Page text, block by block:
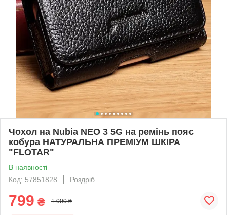
Чохол на Nubia NEO 3 5G на ремінь пояс
кобура НАТУРАЛЬНА ПРЕМІУМ ШКІРА
"FLOTAR"
В наявності
Код: 57851828
Роздріб
799 ₴ 1 000 ₴